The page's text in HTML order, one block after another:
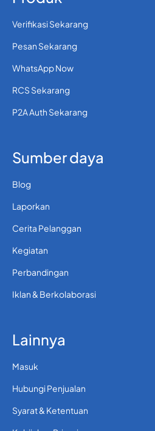
Verifikasi Sekarang
Pesan Sekarang
WhatsApp Now
RCS Sekarang
P2A Auth Sekarang
Sumber daya
Blog
Laporkan
Cerita Pelanggan
Kegiatan
Perbandingan
Iklan & Berkolaborasi
Lainnya
Masuk
Hubungi Penjualan
Syarat & Ketentuan